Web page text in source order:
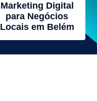
Marketing Digital
para Negócios
Locais em Belém